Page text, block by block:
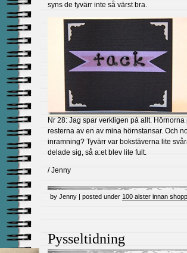
syns de tyvärr inte så värst bra.
Nr 28: Jag spar verkligen på allt.
resterna av en av mina hörnstansar. Och
inramning? Tyvärr var bokstäverna lite
delade sig, så a:et blev lite fult.
/ Jenny
by Jenny | posted under 100 alster innan
Pysseltidning